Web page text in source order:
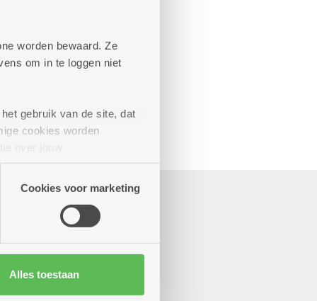
worden bewaard. Ze
om in te loggen niet
gebruik van de site, dat
cookies worden
kunnen deze gegevens
Cookies voor marketing
Alles toestaan